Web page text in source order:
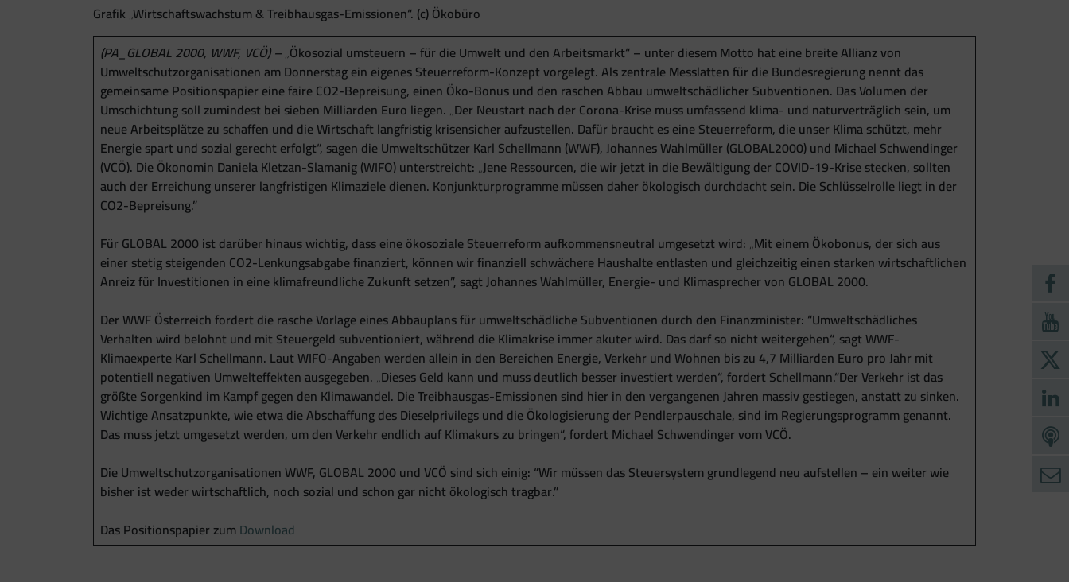
Grafik „Wirtschaftswachstum & Treibhausgas-Emissionen“. (c) Ökobüro
(PA_GLOBAL 2000, WWF, VCÖ) –„Ökosozial umsteuern – für die Umwelt und den Arbeitsmarkt“ – unter diesem Motto hat eine breite Allianz von
Umweltschutzorganisationen am Donnerstag ein eigenes Steuerreform-Konzept vorgelegt. Als zentrale Messlatten für die Bundesregierung nennt das
gemeinsame Positionspapier eine faire CO2-Bepreisung, einen Öko-Bonus und den raschen Abbau umweltschädlicher Subventionen. Das Volumen der
Umschichtung soll zumindest bei sieben Milliarden Euro liegen. „Der Neustart nach der Corona-Krise muss umfassend klima- und naturverträglich sein, um
neue Arbeitsplätze zu schaffen und die Wirtschaft langfristig krisensicher aufzustellen. Dafür braucht es eine Steuerreform, die unser Klima schützt, mehr
Energie spart und sozial gerecht erfolgt“, sagen die Umweltschützer Karl Schellmann (WWF), Johannes Wahlmüller (GLOBAL2000) und Michael Schwendinger
(VCÖ). Die Ökonomin Daniela Kletzan-Slamanig (WIFO) unterstreicht: „Jene Ressourcen, die wir jetzt in die Bewältigung der COVID-19-Krise stecken, sollten
auch der Erreichung unserer langfristigen Klimaziele dienen. Konjunkturprogramme müssen daher ökologisch durchdacht sein. Die Schlüsselrolle liegt in der
CO2-Bepreisung.”
Für GLOBAL 2000 ist darüber hinaus wichtig, dass eine ökosoziale Steuerreform aufkommensneutral umgesetzt wird: „Mit einem Ökobonus, der sich aus
einer stetig steigenden CO2-Lenkungsabgabe finanziert, können wir finanziell schwächere Haushalte entlasten und gleichzeitig einen starken wirtschaftlichen
Anreiz für Investitionen in eine klimafreundliche Zukunft setzen”, sagt Johannes Wahlmüller, Energie- und Klimasprecher von GLOBAL 2000.
Der WWF Österreich fordert die rasche Vorlage eines Abbauplans für umweltschädliche Subventionen durch den Finanzminister: “Umweltschädliches
Verhalten wird belohnt und mit Steuergeld subventioniert, während die Klimakrise immer akuter wird. Das darf so nicht weitergehen“, sagt WWF-
Klimaexperte Karl Schellmann. Laut WIFO-Angaben werden allein in den Bereichen Energie, Verkehr und Wohnen bis zu 4,7 Milliarden Euro pro Jahr mit
potentiell negativen Umwelteffekten ausgegeben. „Dieses Geld kann und muss deutlich besser investiert werden“, fordert Schellmann.“Der Verkehr ist das
größte Sorgenkind im Kampf gegen den Klimawandel. Die Treibhausgas-Emissionen sind hier in den vergangenen Jahren massiv gestiegen, anstatt zu sinken.
Wichtige Ansatzpunkte, wie etwa die Abschaffung des Dieselprivilegs und die Ökologisierung der Pendlerpauschale, sind im Regierungsprogramm genannt.
Das muss jetzt umgesetzt werden, um den Verkehr endlich auf Klimakurs zu bringen“, fordert Michael Schwendinger vom VCÖ.
Die Umweltschutzorganisationen WWF, GLOBAL 2000 und VCÖ sind sich einig: “Wir müssen das Steuersystem grundlegend neu aufstellen – ein weiter wie
bisher ist weder wirtschaftlich, noch sozial und schon gar nicht ökologisch tragbar.”
Das Positionspapier zumDownload